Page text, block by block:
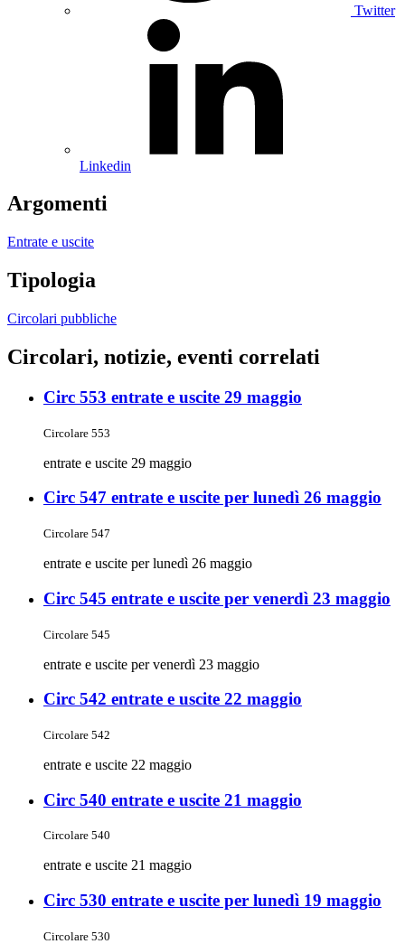
Twitter
Linkedin
Argomenti
Entrate e uscite
Tipologia
Circolari pubbliche
Circolari, notizie, eventi correlati
Circ 553 entrate e uscite 29 maggio
Circolare 553
entrate e uscite 29 maggio
Circ 547 entrate e uscite per lunedì 26 maggio
Circolare 547
entrate e uscite per lunedì 26 maggio
Circ 545 entrate e uscite per venerdì 23 maggio
Circolare 545
entrate e uscite per venerdì 23 maggio
Circ 542 entrate e uscite 22 maggio
Circolare 542
entrate e uscite 22 maggio
Circ 540 entrate e uscite 21 maggio
Circolare 540
entrate e uscite 21 maggio
Circ 530 entrate e uscite per lunedì 19 maggio
Circolare 530